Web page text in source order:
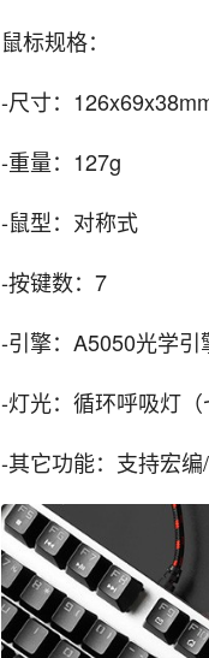
鼠标规格：
-尺寸：
-重量：127g
-鼠型：对称式
-按键数：7
-引擎：A5050光学引
-灯光：循环呼吸灯（
-其它功能：支持宏